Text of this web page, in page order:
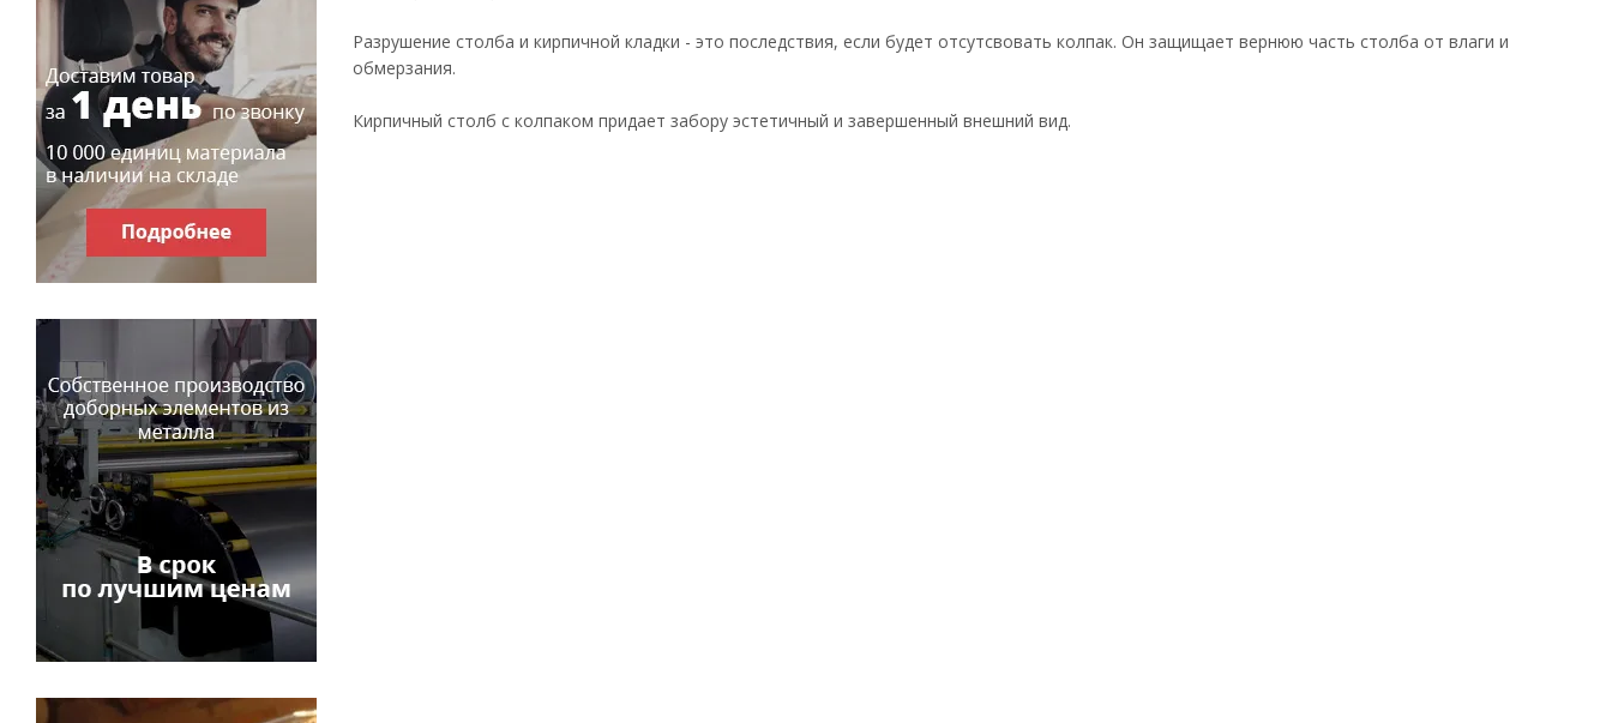
Разрушение столба и кирпичной кладки - это последствия, если будет отсутсвовать колпак. Он защищает вернюю часть столба от влаги и
обмерзания.
Кирпичный столб с колпаком придает забору эстетичный и завершенный внешний вид.